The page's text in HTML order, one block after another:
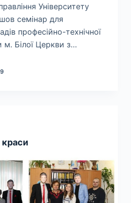
Університету
семінар для
професійно-технічної
м. Білої Церкви з…
краси